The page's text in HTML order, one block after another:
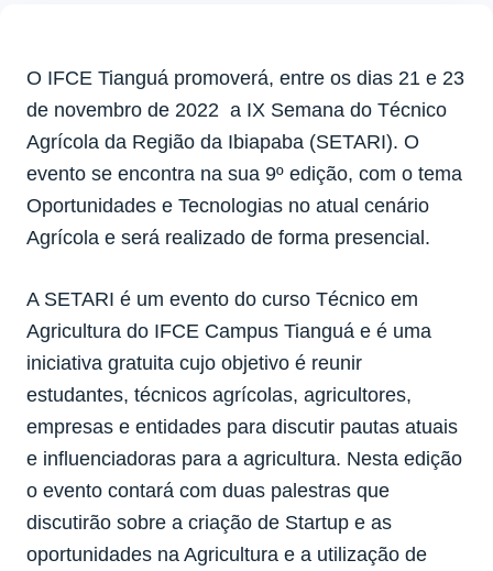
O IFCE Tianguá promoverá, entre os dias 21 e 23
de novembro de 2022 a IX Semana do Técnico
Agrícola da Região da Ibiapaba (SETARI). O
evento se encontra na sua 9º edição, com o tema
Oportunidades e Tecnologias no atual cenário
Agrícola e será realizado de forma presencial.
A SETARI é um evento do curso Técnico em
Agricultura do IFCE Campus Tianguá e é uma
iniciativa gratuita cujo objetivo é reunir
estudantes, técnicos agrícolas, agricultores,
empresas e entidades para discutir pautas atuais
e influenciadoras para a agricultura. Nesta edição
o evento contará com duas palestras que
discutirão sobre a criação de Startup e as
oportunidades na Agricultura e a utilização de